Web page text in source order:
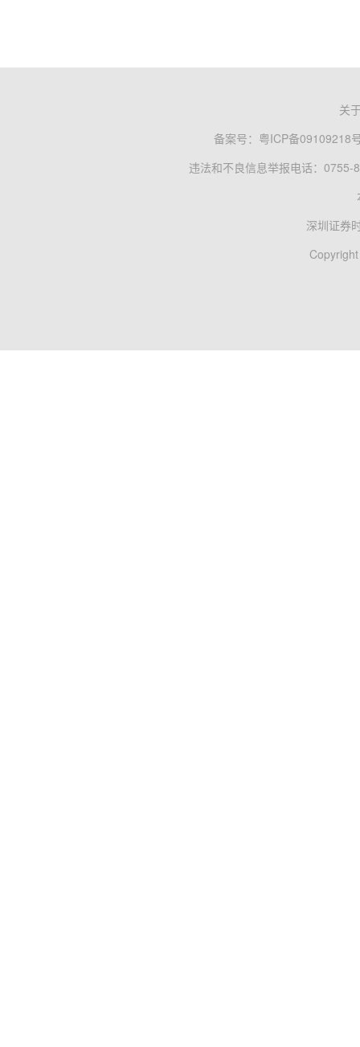
关
备案号： 粤ICP备09109218
违法和不良信息举报电话：0755-
深圳证券